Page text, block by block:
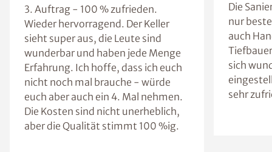
3. Auftrag - 100 % zufrieden.
Wieder hervorragend. Der Keller
sieht super aus, die Leute sind
wunderbar und haben jede Menge
Erfahrung. Ich hoffe, dass ich euch
nicht noch mal brauche - würde
euch aber auch ein 4. Mal nehmen.
Die Kosten sind nicht unerheblich,
aber die Qualität stimmt 100 %ig.
Die
nur
auch
sich
sehr